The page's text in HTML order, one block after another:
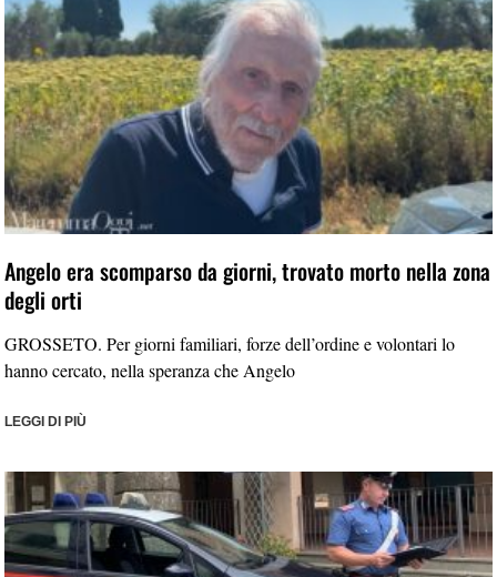
Angelo era scomparso da giorni, trovato morto nella zona
degli orti
GROSSETO. Per giorni familiari, forze dell’ordine e volontari lo
hanno cercato, nella speranza che Angelo
LEGGI DI PIÙ